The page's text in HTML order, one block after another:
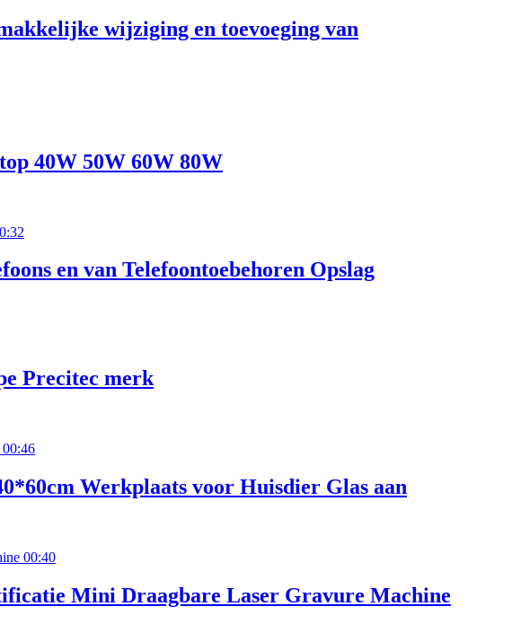
wijziging en toevoeging van
40W 50W 60W 80W
en van Telefoontoebehoren Opslag
Precitec merk
00:46
Werkplaats voor Huisdier Glas aan
00:40
Mini Draagbare Laser Gravure Machine